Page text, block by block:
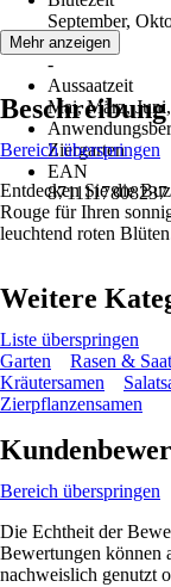
September,
Erntezeit
-
Aussaatzeit
Mai, März,
Ziergarten
EAN
8711117808237
Mehr anzeigen
Beschreibung
Bereich überspringen
Entdecken Sie die
Rouge für Ihren
leuchtend roten
Weitere
Liste überspringen
Garten
Rasen &
Kräutersamen
Zierpflanzensamen
Bereich überspringen
Die Echtheit der
Bewertungen können
nachweislich genutzt